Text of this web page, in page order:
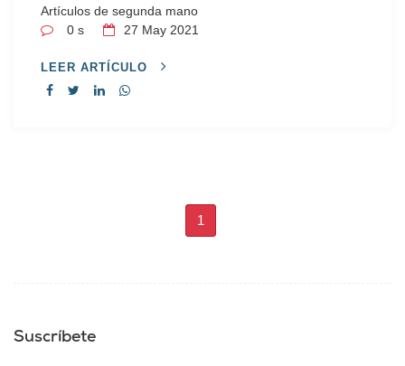
Artículos de segunda mano
0 s
27 May 2021
LEER ARTÍCULO
1
Suscríbete